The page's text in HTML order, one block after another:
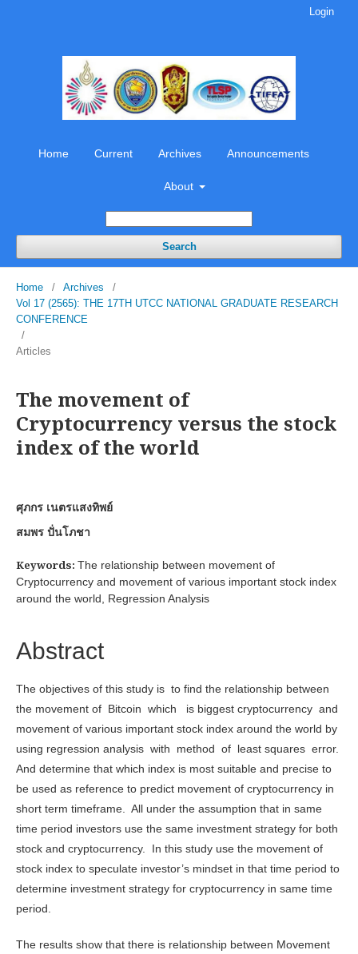
Home Current Archives Announcements
About
Search
Login
Home / Archives
/
Vol 17 (2565): THE 17TH UTCC NATIONAL GRADUATE RESEARCH
CONFERENCE
/
Articles
The movement of
Cryptocurrency versus the stock
index of the world
ศุภกร เนตรแสงทิพย์
สมพร ปั่นโภชา
Keywords: The relationship between movement of
Cryptocurrency and movement of various important stock index
around the world, Regression Analysis
Abstract
The objectives of this study is to find the relationship between
the movement of Bitcoin which is biggest cryptocurrency and
movement of various important stock index around the world by
using regression analysis with method of least squares error.
And determine that which index is most suitable and precise to
be used as reference to predict movement of cryptocurrency in
short term timeframe. All under the assumption that in same
time period investors use the same investment strategy for both
stock and cryptocurrency. In this study use the movement of
stock index to speculate investor’s mindset in that time period to
determine investment strategy for cryptocurrency in same time
period.
The results show that there is relationship between Movement